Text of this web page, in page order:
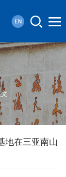
地在三亚南山